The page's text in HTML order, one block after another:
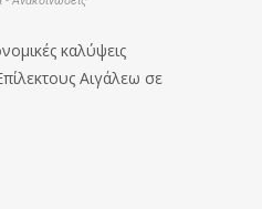
καλύψεις
Αιγάλεω σε